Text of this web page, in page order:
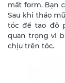
mất form. Bạn
Sau khi tháo
tóc để tạo độ
quan trọng vì
chịu trên tóc.